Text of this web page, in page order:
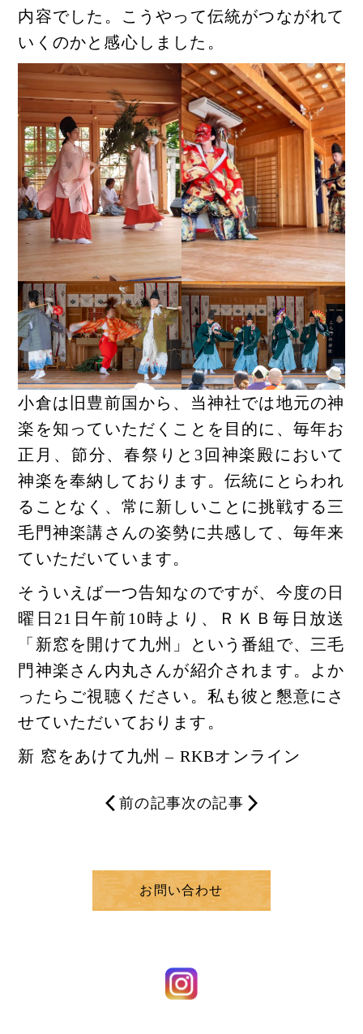
内容でした。こうやって伝統がつながれて
いくのかと感心しました。
小倉は旧豊前国から、当神社では地元の神
楽を知っていただくことを目的に、毎年お
正月、節分、春祭りと3回神楽殿において
神楽を奉納しております。伝統にとらわれ
ることなく、常に新しいことに挑戦する三
毛門神楽講さんの姿勢に共感して、毎年来
ていただいています。
そういえば一つ告知なのですが、今度の日
曜日21日午前10時より、ＲＫＢ毎日放送
「新窓を開けて九州」という番組で、三毛
門神楽さん内丸さんが紹介されます。よか
ったらご視聴ください。私も彼と懇意にさ
せていただいております。
新 窓をあけて九州 – RKBオンライン
前の記事次の記事
お問い合わせ